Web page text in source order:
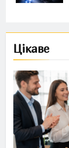
Цікаве